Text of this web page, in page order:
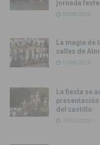
jornada
02/08/2026
La magia de
calles de
01/08/2026
La fiesta se
del castillo
31/07/2026